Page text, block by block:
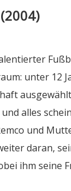
unter 12
alles
und
daran,
ihm seine